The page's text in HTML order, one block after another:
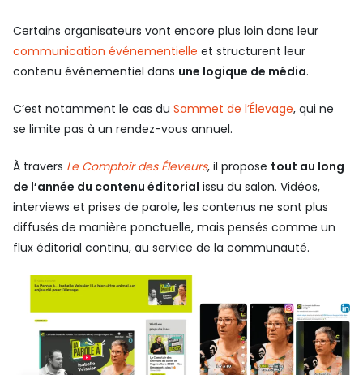
Certains organisateurs vont encore plus loin dans leur
communication événementielle et structurent leur
contenu événementiel dans une logique de média.
C’est notamment le cas duSommet de l’Élevage, qui ne
se limite pas à un rendez-vous annuel.
À travers Le Comptoir des Éleveurs, il propose tout au long
de l’année du contenu éditorial issu du salon. Vidéos,
interviews et prises de parole, les contenus ne sont plus
diffusés de manière ponctuelle, mais pensés comme un
flux éditorial continu, au service de la communauté.